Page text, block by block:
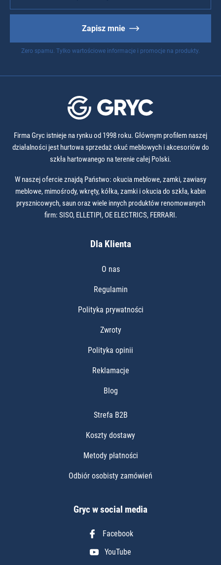
Zapisz mnie
Zero spamu. Tylko wartościowe informacje i promocje na produkty.
Firma Gryc istnieje na rynku od 1998 roku. Głównym profilem naszej
działalności jest hurtowa sprzedaż okuć meblowych i akcesoriów do
szkła hartowanego na terenie całej Polski.
W naszej ofercie znajdą Państwo: okucia meblowe, zamki, zawiasy
meblowe, mimośrody, wkręty, kółka, zamki i okucia do szkła, kabin
prysznicowych, saun oraz wiele innych produktów renomowanych
firm: SISO, ELLETIPI, OE ELECTRICS, FERRARI.
Dla Klienta
O nas
Regulamin
Polityka prywatności
Zwroty
Polityka opinii
Reklamacje
Blog
Strefa B2B
Koszty dostawy
Metody płatności
Odbiór osobisty zamówień
Gryc w social media
Facebook
YouTube